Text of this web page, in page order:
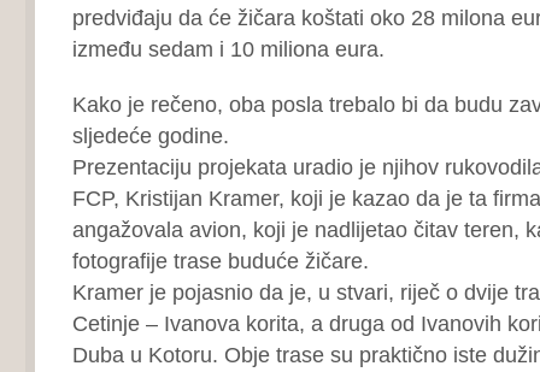
predviđaju da će žičara koštati oko 28 milona
između sedam i 10 miliona eura.
Kako je rečeno, oba posla trebalo bi da budu
sljedeće godine.
Prezentaciju projekata uradio je njihov
FCP, Kristijan Kramer, koji je kazao da je ta
angažovala avion, koji je nadlijetao čitav teren,
fotografije trase buduće žičare.
Kramer je pojasnio da je, u stvari, riječ o dvije
Cetinje – Ivanova korita, a druga od Ivanovih
Duba u Kotoru. Obje trase su praktično iste